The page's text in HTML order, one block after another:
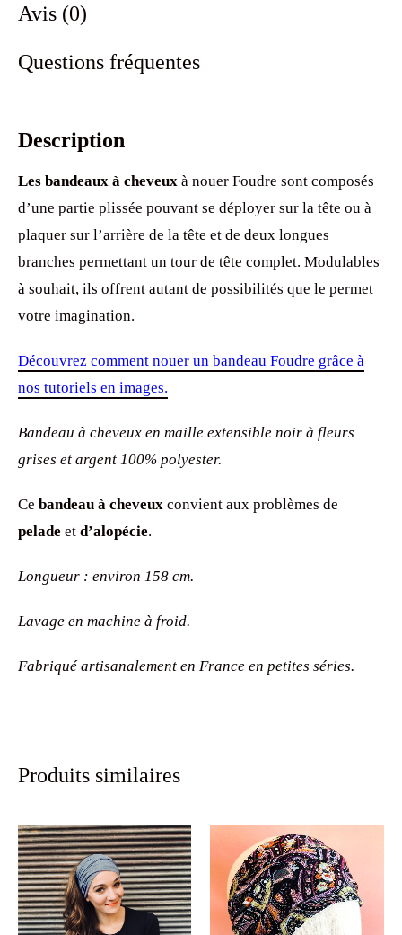
Avis (0)
Questions fréquentes
Description
Les bandeaux à cheveux à nouer Foudre sont composés
d’une partie plissée pouvant se déployer sur la tête ou à
plaquer sur l’arrière de la tête et de deux longues
branches permettant un tour de tête complet. Modulables
à souhait, ils offrent autant de possibilités que le permet
votre imagination.
Découvrez comment nouer un bandeau Foudre grâce à
nos tutoriels en images.
Bandeau à cheveux en maille extensible noir à fleurs
grises et argent 100% polyester.
Ce bandeau à cheveux convient aux problèmes de
pelade et d’alopécie.
Longueur : environ 158 cm.
Lavage en machine à froid.
Fabriqué artisanalement en France en petites séries.
Produits similaires